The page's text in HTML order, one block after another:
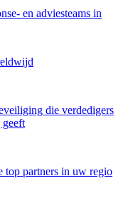
en adviesteams in
die verdedigers
top partners in uw regio